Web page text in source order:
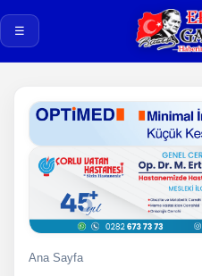
☰
Ana Sayfa